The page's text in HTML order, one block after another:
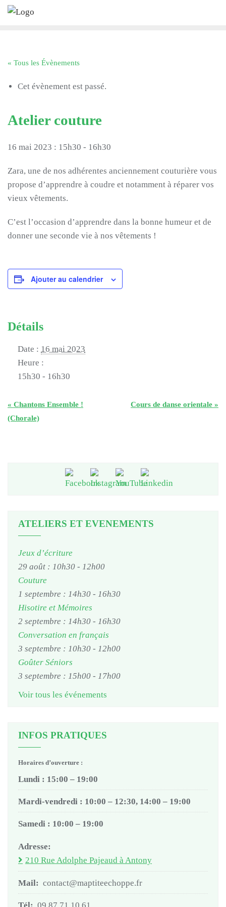
Skip
« Tous les Évènements
Cet évènement est passé.
Atelier couture
16 mai 2023 : 15h30 - 16h30
Zara, une de nos adhérentes anciennement couturière vous
propose d’apprendre à coudre et notamment à réparer vos
vieux vêtements.
C’est l’occasion d’apprendre dans la bonne humeur et de
donner une seconde vie à nos vêtements !
Ajouter au calendrier
Détails
Date : 16 mai 2023
Heure :
15h30 - 16h30
« Chantons Ensemble !
(Chorale)
Cours de danse orientale »
ATELIERS ET EVENEMENTS
Jeux d’écriture
29 août : 10h30 - 12h00
Couture
1 septembre : 14h30 - 16h30
Hisotire et Mémoires
2 septembre : 14h30 - 16h30
Conversation en français
3 septembre : 10h30 - 12h00
Goûter Séniors
3 septembre : 15h00 - 17h00
Voir tous les événements
INFOS PRATIQUES
Horaires d’ouverture :
Lundi : 15:00 – 19:00
Mardi-vendredi : 10:00 – 12:30, 14:00 – 19:00
Samedi : 10:00 – 19:00
Adresse:
210 Rue Adolphe Pajeaud à Antony
Mail: contact@maptiteechoppe.fr